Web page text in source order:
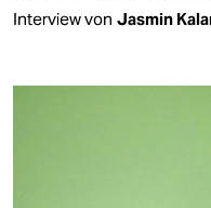
Interview von Jasmin